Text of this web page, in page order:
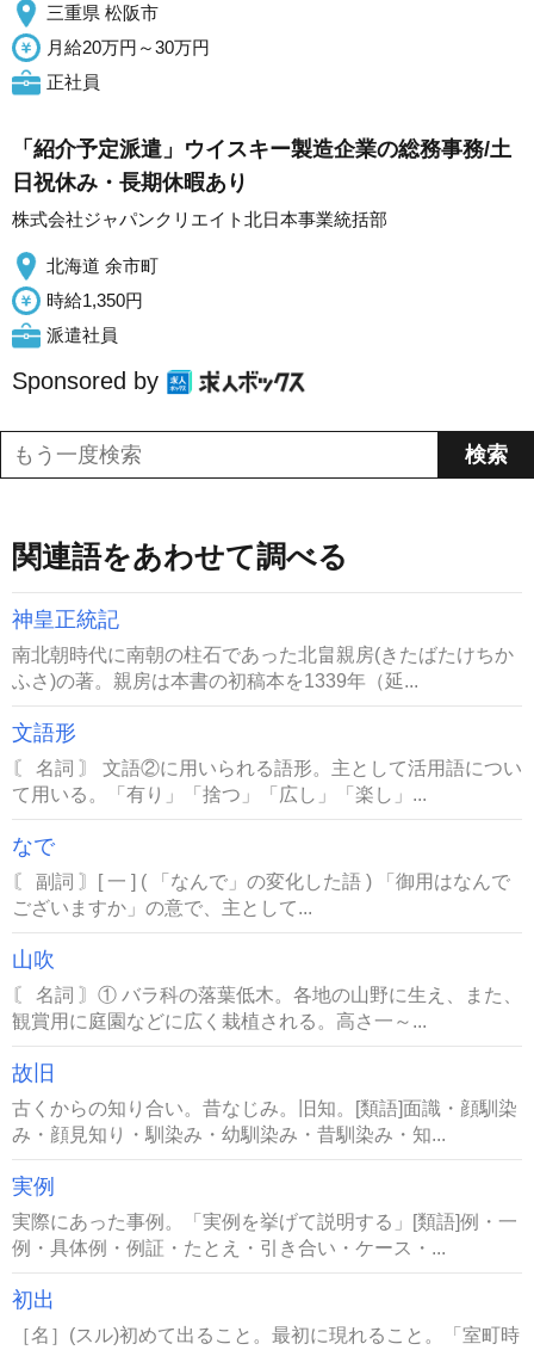
三重県 松阪市
月給20万円～30万円
正社員
「紹介予定派遣」ウイスキー製造企業の総務事務/土
日祝休み・長期休暇あり
株式会社ジャパンクリエイト北日本事業統括部
北海道 余市町
時給1,350円
派遣社員
Sponsored by
関連語をあわせて調べる
神皇正統記
南北朝時代に南朝の柱石であった北畠親房(きたばたけちか
ふさ)の著。親房は本書の初稿本を1339年（延...
文語形
〘 名詞 〙 文語②に用いられる語形。主として活用語につい
て用いる。「有り」「捨つ」「広し」「楽し」...
なで
〘 副詞 〙[ 一 ] ( 「なんで」の変化した語 ) 「御用はなんで
ございますか」の意で、主として...
山吹
〘 名詞 〙① バラ科の落葉低木。各地の山野に生え、また、
観賞用に庭園などに広く栽植される。高さ一～...
故旧
古くからの知り合い。昔なじみ。旧知。[類語]面識・顔馴染
み・顔見知り・馴染み・幼馴染み・昔馴染み・知...
実例
実際にあった事例。「実例を挙げて説明する」[類語]例・一
例・具体例・例証・たとえ・引き合い・ケース・...
初出
［名］(スル)初めて出ること。最初に現れること。「室町時